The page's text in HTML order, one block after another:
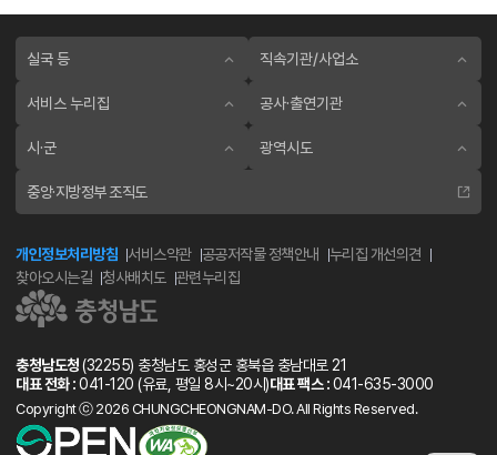
실국 등 직속기관/사업소
서비스 누리집 공사·출연기관
시·군 광역시도
중앙·지방정부 조직도
개인정보처리방침 서비스약관 공공저작물 정책안내
누리집 개선의견
찾아오시는길
청사배치도 관련누리집
충청남도청(32255) 충청남도 홍성군 홍북읍 충남대로 21
대표 전화 :041-120 (유료, 평일 8시~20시)대표 팩스 :041-635-3000
Copyright ⓒ 2026 CHUNGCHEONGNAM-DO. All Rights Reserved.